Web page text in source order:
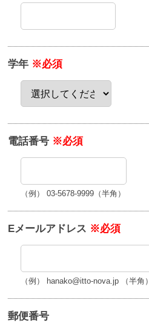
学年 ※必須
電話番号 ※必須
（例） 03-5678-9999（半角）
Eメールアドレス ※必須
（例） hanako@itto-nova.jp （半角）
郵便番号